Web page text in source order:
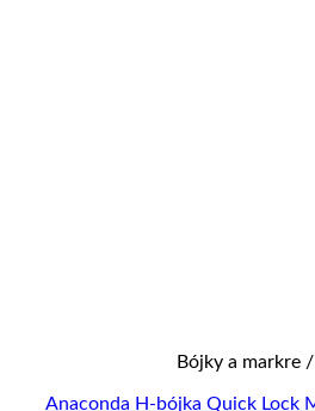
Bójky a markre
Anaconda H-bójka Quick Lock